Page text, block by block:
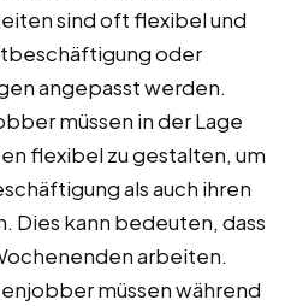
sind oft flexibel und
oder
angepasst werden.
müssen in der Lage
flexibel zu gestalten, um
als auch ihren
Dies kann bedeuten, dass
arbeiten.
müssen während